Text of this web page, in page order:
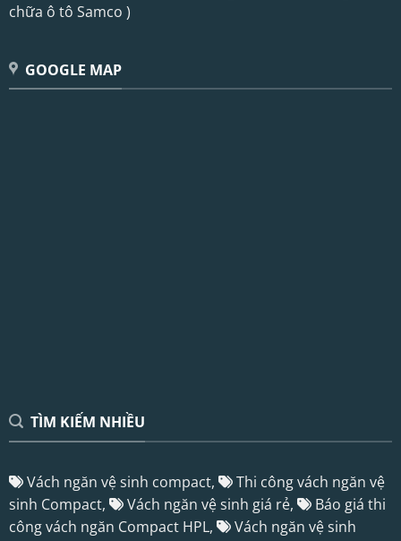
chữa ô tô Samco )
GOOGLE MAP
TÌM KIẾM NHIỀU
Vách ngăn vệ sinh compact,
Thi công vách ngăn vệ
sinh Compact,
Vách ngăn vệ sinh giá rẻ,
Báo giá thi
công vách ngăn Compact HPL,
Vách ngăn vệ sinh